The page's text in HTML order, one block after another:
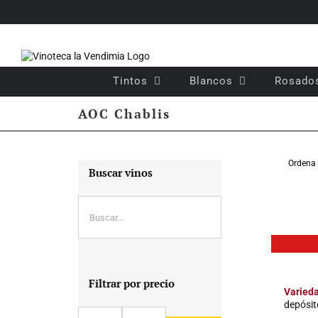
Tintos Blancos
AOC Chablis
Buscar vinos
Filtrar por precio